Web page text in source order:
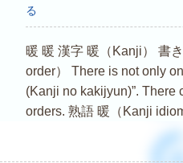
る
暖 暖 漢字 暖（Kanji） 書
order） There is not only
(Kanji no kakijyun)”.
orders. 熟語 暖（Kanji